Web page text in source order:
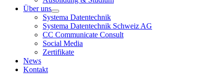
Über uns
Systema Datentechnik
Systema Datentechnik Schweiz AG
CC Communicate Consult
Social Media
Zertifikate
News
Kontakt